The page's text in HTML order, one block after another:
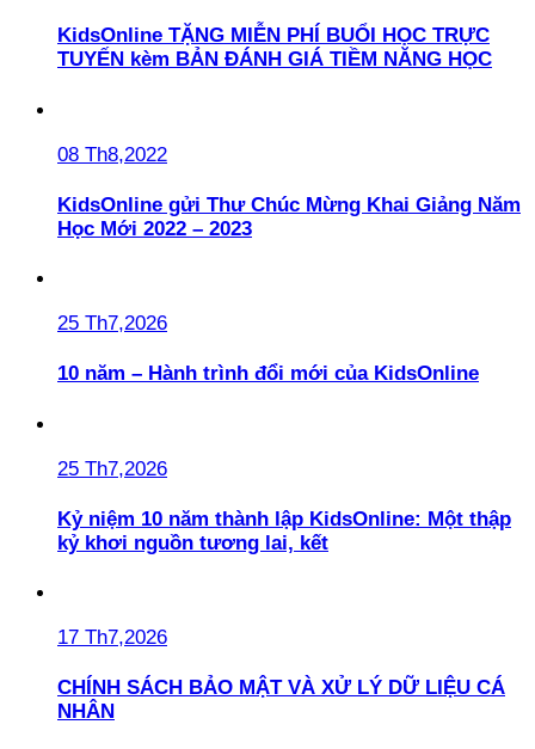
KidsOnline TẶNG MIỄN PHÍ BUỔI HỌC TRỰC
TUYẾN kèm BẢN ĐÁNH GIÁ TIỀM NĂNG HỌC
08 Th8,2022
KidsOnline gửi Thư Chúc Mừng Khai Giảng Năm
Học Mới 2022 – 2023
25 Th7,2026
10 năm – Hành trình đổi mới của KidsOnline
25 Th7,2026
Kỷ niệm 10 năm thành lập KidsOnline: Một thập
kỷ khơi nguồn tương lai, kết
17 Th7,2026
CHÍNH SÁCH BẢO MẬT VÀ XỬ LÝ DỮ LIỆU CÁ
NHÂN